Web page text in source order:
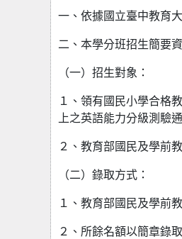
一、依據國立臺中教育
二、本學分班招生簡要
（一）招生對象：
１、領有國民小學合格
上之英語能力分級測驗
２、教育部國民及學前
（二）錄取方式：
１、教育部國民及學前
２、所餘名額以簡章錄